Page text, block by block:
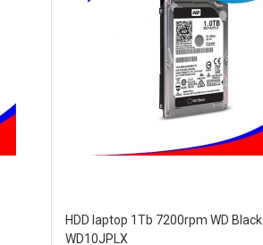
HDD laptop 1Tb 7200rpm WD Black
WD10JPLX